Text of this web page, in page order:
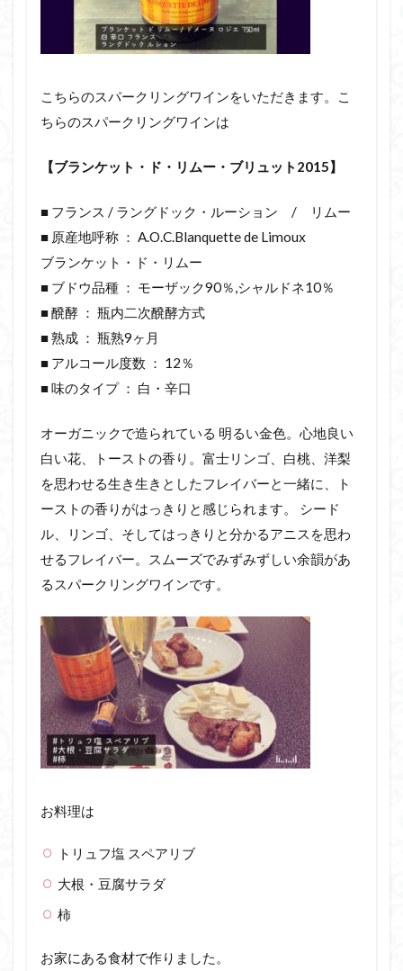
こちらのスパークリングワインをいただきます。こ
ちらのスパークリングワインは
【ブランケット・ド・リムー・ブリュット2015】
■ フランス / ラングドック・ルーション / リムー
■ 原産地呼称 ： A.O.C.Blanquette de Limoux
ブランケット・ド・リムー
■ ブドウ品種 ： モーザック90％,シャルドネ10％
■ 醗酵 ： 瓶内二次醗酵方式
■ 熟成 ： 瓶熟9ヶ月
■ アルコール度数 ： 12％
■ 味のタイプ ： 白・辛口
オーガニックで造られている 明るい金色。心地良い
白い花、トーストの香り。富士リンゴ、白桃、洋梨
を思わせる生き生きとしたフレイバーと一緒に、ト
ーストの香りがはっきりと感じられます。 シード
ル、リンゴ、そしてはっきりと分かるアニスを思わ
せるフレイバー。スムーズでみずみずしい余韻があ
るスパークリングワインです。
お料理は
トリュフ塩 スペアリブ
大根・豆腐サラダ
柿
お家にある食材で作りました。